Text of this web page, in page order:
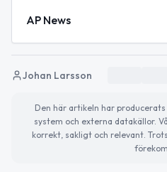
AP News
Johan Larsson
Den här artikeln har
system och externa datakällor.
korrekt, sakligt och relevant.